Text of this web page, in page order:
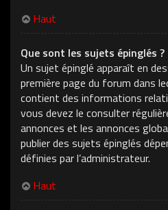
Haut
Que sont les sujets épinglés ?
Un sujet épinglé apparaît en
première page du forum dans
contient des informations
vous devez le consulter
annonces et les annonces
publier des sujets épinglés
définies par l’administrateur.
Haut